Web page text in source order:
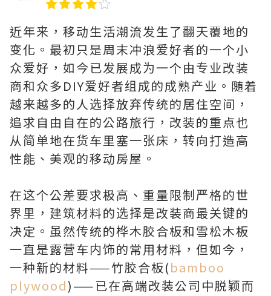
近年来，移动生活潮流发生了翻天覆地的
变化。最初只是周末冲浪爱好者的一个小
众爱好，如今已发展成为一个由专业改装
商和众多DIY爱好者组成的成熟产业。随着
越来越多的人选择放弃传统的居住空间，
追求自由自在的公路旅行，改装的重点也
从简单地在货车里塞一张床，转向打造高
性能、美观的移动房屋。
在这个公差要求极高、重量限制严格的世
界里，建筑材料的选择是改装商最关键的
决定。虽然传统的桦木胶合板和雪松木板
一直是露营车内饰的常用材料，但如今，
一种新的材料——竹胶合板(bamboo
plywood)——已在高端改装公司中脱颖而